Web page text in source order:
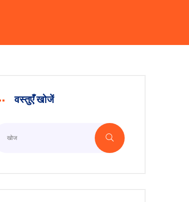
वस्तुएँ खोजें